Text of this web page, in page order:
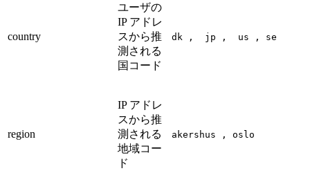
country
ユーザの
IP アドレ
スから推
測される
国コード
dk , jp , us , se
region
IP アドレ
スから推
測される
地域コー
ド
akershus , oslo